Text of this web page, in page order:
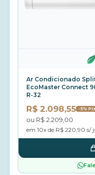
Ar Condicionado
EcoMaster Connect
R-32
R$ 2.098,55 -5%
ou R$ 2.209,00
em 10x de R$ 220,90 s/